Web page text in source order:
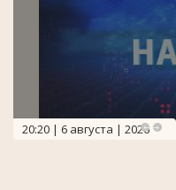
20:20 | 6 августа | 2026